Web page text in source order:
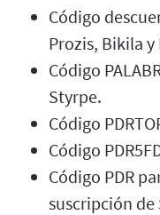
Código
Prozis, Bikila y
Código
Styrpe.
Código
Código
Código PDR
suscripción de